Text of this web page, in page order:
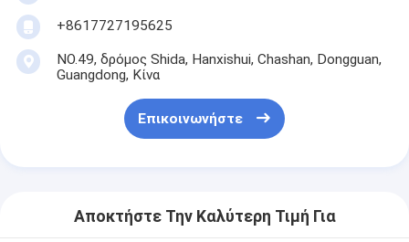
+8617727195625
NO.49, δρόμος Shida, Hanxishui, Chashan, Dongguan,
Guangdong, Κίνα
Επικοινωνήστε
Αποκτήστε Την Καλύτερη Τιμή Για